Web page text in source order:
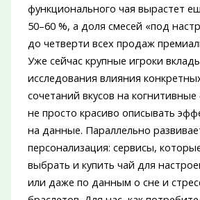
функционального чая вырастет
50–60 %, а доля смесей «под
до четверти всех продаж
Уже сейчас крупные игроки
исследования влияния
сочетаний вкусов на
не просто красиво описывать
на данные. Параллельно
персонализация: сервисы,
выбрать и купить чай для
или даже по данным о сне и